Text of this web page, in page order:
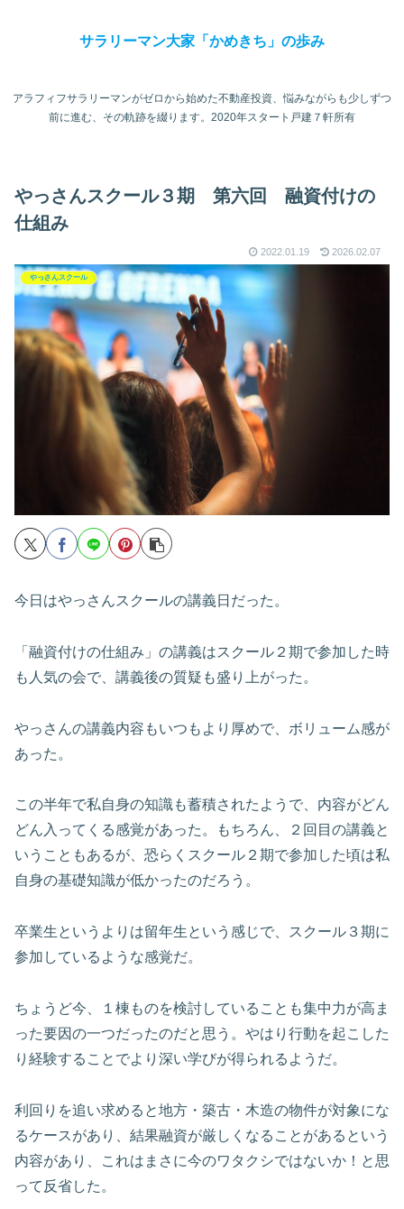
サラリーマン大家「かめきち」の歩み
アラフィフサラリーマンがゼロから始めた不動産投資、悩みながらも少しずつ
前に進む、その軌跡を綴ります。2020年スタート戸建７軒所有
やっさんスクール３期 第六回 融資付けの
仕組み
2022.01.19 2026.02.07
やっさんスクール
今日はやっさんスクールの講義日だった。
「融資付けの仕組み」の講義はスクール２期で参加した時
も人気の会で、講義後の質疑も盛り上がった。
やっさんの講義内容もいつもより厚めで、ボリューム感が
あった。
この半年で私自身の知識も蓄積されたようで、内容がどん
どん入ってくる感覚があった。もちろん、２回目の講義と
いうこともあるが、恐らくスクール２期で参加した頃は私
自身の基礎知識が低かったのだろう。
卒業生というよりは留年生という感じで、スクール３期に
参加しているような感覚だ。
ちょうど今、１棟ものを検討していることも集中力が高ま
った要因の一つだったのだと思う。やはり行動を起こした
り経験することでより深い学びが得られるようだ。
利回りを追い求めると地方・築古・木造の物件が対象にな
るケースがあり、結果融資が厳しくなることがあるという
内容があり、これはまさに今のワタクシではないか！と思
って反省した。